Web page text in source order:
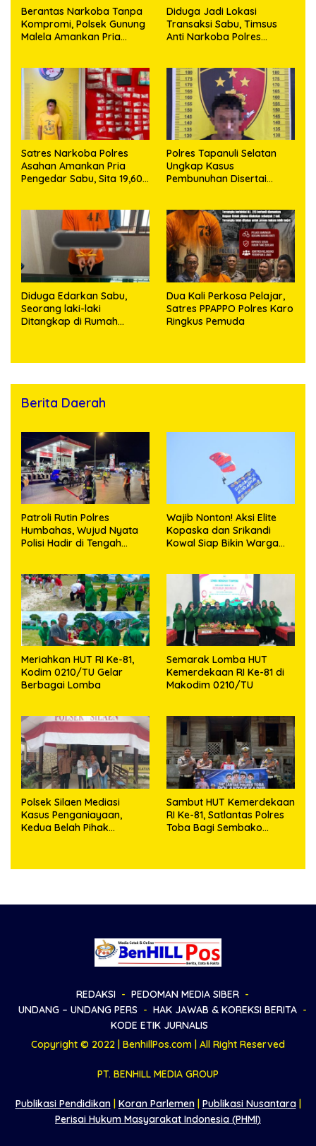
Berantas Narkoba Tanpa
Kompromi, Polsek Gunung
Malela Amankan Pria
Diduga Jadi Lokasi
Transaksi Sabu, Timsus
Anti Narkoba Polres
63,67 Gram Sabu
Satres Narkoba Polres
Asahan Amankan Pria
Pengedar Sabu, Sita 19,60
Polres Tapanuli Selatan
Ungkap Kasus
Pembunuhan Disertai
Ditangkap
Diduga Edarkan Sabu,
Seorang laki-laki
Ditangkap di Rumah
Dua Kali Perkosa Pelajar,
Satres PPAPPO Polres Karo
Ringkus Pemuda
Berita Daerah
Patroli Rutin Polres
Humbahas, Wujud Nyata
Polisi Hadir di Tengah
Wajib Nonton! Aksi Elite
Kopaska dan Srikandi
Kowal Siap Bikin Warga
Meriahkan HUT RI Ke-81,
Kodim 0210/TU Gelar
Berbagai Lomba
Semarak Lomba HUT
Kemerdekaan RI Ke-81 di
Makodim 0210/TU
Polsek Silaen Mediasi
Kasus Penganiayaan,
Kedua Belah Pihak
Sambut HUT Kemerdekaan
RI Ke-81, Satlantas Polres
Toba Bagi Sembako
REDAKSI
PEDOMAN MEDIA SIBER
UNDANG – UNDANG PERS
HAK JAWAB & KOREKSI BERITA
KODE ETIK JURNALIS
Copyright © 2022 | BenhillPos.com | All Right Reserved
PT. BENHILL MEDIA GROUP
Publikasi Pendidikan| Koran Parlemen| Publikasi Nusantara|
Perisai Hukum Masyarakat Indonesia (PHMI)